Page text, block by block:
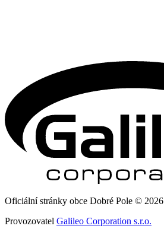
Oficiální stránky obce Dobré Pole © 2026
Provozovatel Galileo Corporation s.r.o.